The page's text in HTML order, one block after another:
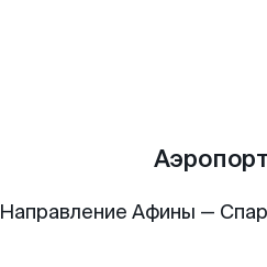
Направление Афины —